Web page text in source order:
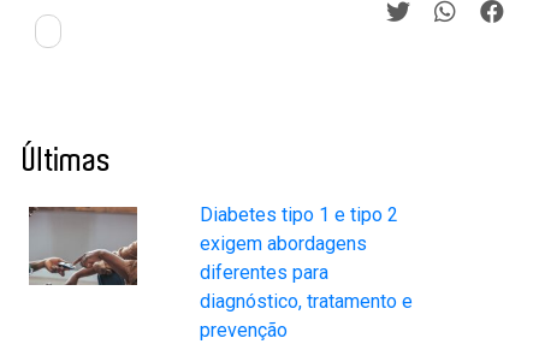
Últimas
Diabetes tipo 1 e tipo 2
exigem abordagens
diferentes para
diagnóstico, tratamento e
prevenção